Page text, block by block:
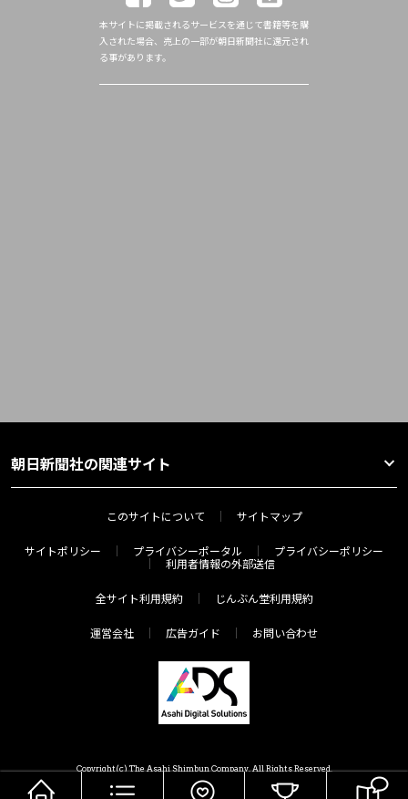
本サイトに掲載されるサービスを通じて書籍等を購
入された場合、売上の一部が朝日新聞社に還元され
る事があります。
朝日新聞社の関連サイト
このサイトについて サイトマップ
サイトポリシー プライバシーポータル
プライバシーポリシー
利用者情報の外部送信
全サイト利用規約 じんぶん堂利用規約
運営会社 広告ガイド お問い合わせ
Copyright(c) The Asahi Shimbun Company. All Rights Reserved.